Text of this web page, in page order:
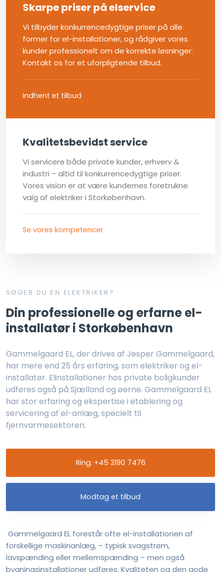
Skarpe priser på elservice
Vi tilbyder konkurrencedygtige priser på alle
former for el-installationer, og rådgiver vores
kunder professionelt om de korrekte løsninger.
Kontakt os for et uforpligtende tilbud.
Indhent et tilbud
Kvalitetsbevidst service
Vi servicere både private kunder, erhverv &
industri – altid til konkurrencedygtige priser.
Vores vision er at være kundernes foretrukne
valg af elektriker i Storkøbenhavn.
Se vores kompetencer
SØGER DU EN ELEKTRIKER?
Din professionelle og erfarne el-
installatør i Storkøbenhavn
​Gammelgaard EL, der drives af Jesper Gammelgaard,
har mere end 25 års erfaring, som elektriker og el-
installatør. Elinstallationer hos private boligkunder
udføres også på Sjælland og øerne. Gammelgaard EL
har stor erfaring og ekspertise i etablering og
servicering af el-anlæg, specielt til
fjernvarmesektoren.
Ring: +45 3190 7476
Modtag et tilbud
Gammelgaard EL forestår ofte el-installationen af
forskellige maskinanlæg, – typisk svagstrøm,
lavspænding eller mellemspænding – men også
bygningsinstallationer udføres. Kvaliteten og den gode